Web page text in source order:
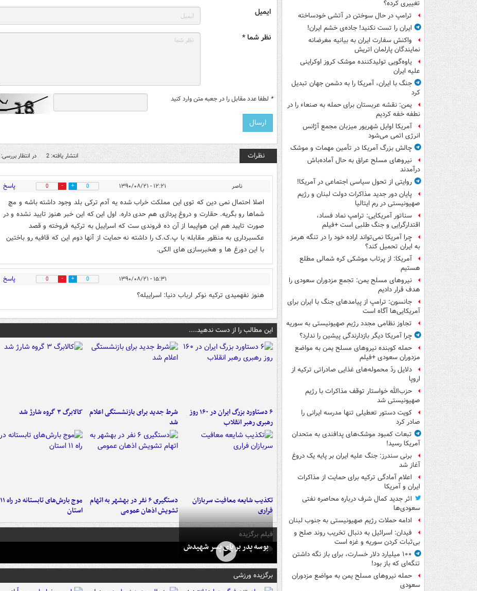
تغییری کرده؟
ترامپ در حال سوختن در آتشی خودساخته
ایران را تست نکنید! جاده‌ی خشم ایران!
واکنش سفارت ایران به بیانیه مغرضانه
نمایندگان پارلمان اتریش
یاوه‌گویی تولیدکننده موشک کروز اوکراینی
علیه ایران
جنگ با ایران، آمریکا را به دشمن جهان تبدیل
کرد
یمن: نقشه عربستان برای حمله به صنعاء را در
نطفه خفه کردیم
آمریکا اوایل شهریور میزبان مجمع آژانس
انرژی اتمی می‌شود
چالش بزرگ آمریکا در تأمین مهمات و موشک
نیروهای مسلح عراق به حال آماده‌باش
درآمدند
روایتی از تحول سیاسی اجتماعی در آمریکا!
پایان دور جدید مذاکرات دولت لبنان و رژیم
صهیونیستی در رم ایتالیا
سناتور آمریکایی: ترامپ نماد فساد،
اقتدارگرایی و جنگ طلبی است +فیلم
چرا آمریکا نمی‌تواند اراده خود را در تنگه هرمز
به ایران تحمیل کند؟
آمریکا: از پرتاب موشکی کره شمالی مطلع
هستیم
نیروهای مسلح یمن: تجمع مزدوران سعودی را
هدف قرار دادیم
جانسون: ترامپ از پیامدهای جنگ با ایران برای
آمریکایی‌ها آگاه است
تجاوز نظامی مجدد رژیم صهیونیستی به سوریه
چرا آمریکا دیگر بازدارندگی پیشین را ندارد؟
حمله کوبنده نیروهای مسلح یمن به مواضع
مزدوران سعودی +فیلم
دلایل ردّ محموله‌های غذایی صادراتی ترکیه از
اروپا
حزب‌الله خواستار توقف مذاکرات با رژیم
صهیونیستی شد
کویت دستور تعطیلی تنها مدرسه ایرانی را
صادر کرد
تبعات کمبود موشک‌های پدافندی به متحدان
آمریکا رسید!
برنی سندرز: جنگ علیه ایران بر پایه یک دروغ
آغاز شد
اعلام آمادگی ترکیه برای حمایت از مذاکرات
ایران و آمریکا
اثر جدید کمال شرف درباره محاصره نفتی
سعودی‌ها
ادامه حملات رژیم صهیونیستی به جنوب لبنان
فیدان: اسرائیل به دنبال تخریب روند صلح و
بی‌ثبات کردن سوریه و غزه است
۱۰۰ میلیارد دلار خسارت، برای باز نگه داشتن
تنگه‌ای که باز بود!
حمله نیروهای مسلح یمن به مواضع مزدوران
سعودی
ایمیل
نظر شما *
* لطفا عدد مقابل را در جعبه متن وارد کنید
نظرات انتشار یافته: 2 در انتظار بررسی: 0
ناصر ۱۲:۲۱ - ۱۳۹۰/۰۸/۲۱ 0
0 پاسخ
اصلا احتمال نمی دین که توی این مملکت خراب شده یه آدم ترکی بلد وجود داشته باشه و مچ
شماها رو بگریه. حقارت و دروغ پردازی هم حدی داره. اول این که این خبر هنوز تایید نشده و در
صورت تایید هم این هواپیما از آن ده فروندی ست که اسراییل به ترکیه فروخته و قصد
عکسبرداری به منظور مقابله با پ.ک.ک را داشته نه حمایت از آنها دوم این که قافیه رو باختین
با این دورغ ها و هخبرسازی های الکی.
۱۵:۳۱ - ۱۳۹۰/۰۸/۲۱ 0
0 پاسخ
هنوز نفهمیدی ترکیه نوکر ارباب دنیا: اسراییله؟
این مطالب را از دست ندهید....
۶ دستاورد بزرگ ایران در ۱۶۰ روز
رهبری رهبر انقلاب
شرط جدید برای بازنشستگی اعلام
شد
کالابرگ ۳ گروه شارژ شد
تکذیب شایعه معافیت سربازان
فراری
دستگیری ۶ نفر در بهشهر به اتهام
تشویش اذهان عمومی
موج بارش‌های تابستانه در راه ۱۱
استان
فیلم برگزیده
بوسه‌ پدر بر پای پسر شهیدش
برگزیده ورزشی